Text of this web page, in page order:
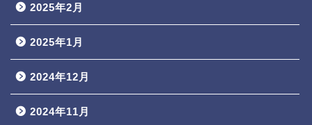
2025年2月
2025年1月
2024年12月
2024年11月